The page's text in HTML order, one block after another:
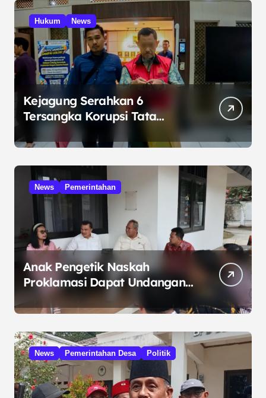
Hukum News
Kejagung Serahkan 6
Tersangka Korupsi Tata
Kelola Minyak ke Penuntut
Umum
News Pemerintahan
Anak Pengetik Naskah
Proklamasi Dapat Undangan
HUT RI dari Presiden
Prabowo
News Pemerintahan Desa Politik